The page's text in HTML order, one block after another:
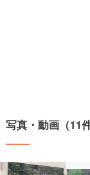
写真・動画（11件